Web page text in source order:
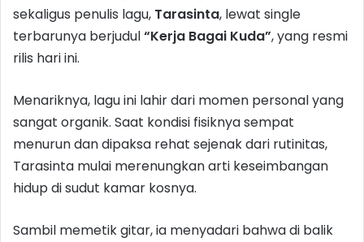
sekaligus penulis lagu, Tarasinta, lewat single
terbarunya berjudul“Kerja Bagai Kuda”, yang resmi
rilis hari ini.
Menariknya, lagu ini lahir dari momen personal yang
sangat organik. Saat kondisi fisiknya sempat
menurun dan dipaksa rehat sejenak dari rutinitas,
Tarasinta mulai merenungkan arti keseimbangan
hidup di sudut kamar kosnya.
Sambil memetik gitar, ia menyadari bahwa di balik